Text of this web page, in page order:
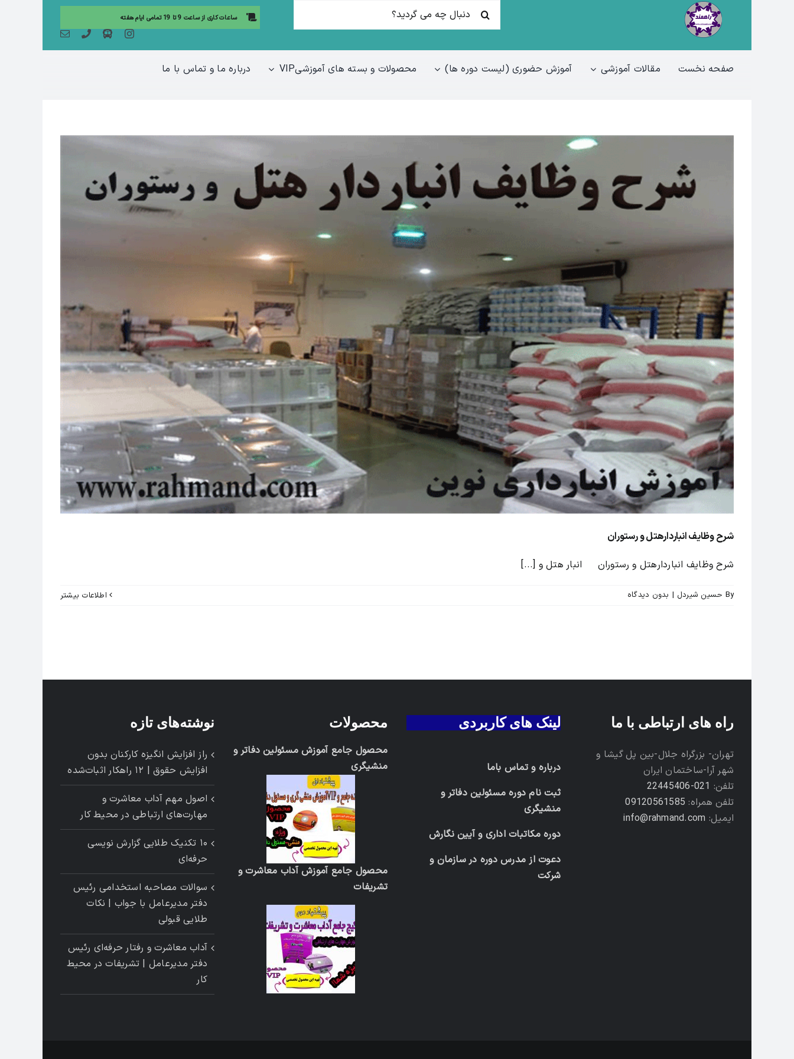
جستجو
برای:
ساعات کاری از ساعت 9 تا 19 تمامی ایام هفته
صفحه نخست مقالات آموزشی آموزش حضوری (لیست دوره ها) محصولات و بسته های آموزشیVIP درباره ما و تماس با ما
شرح وظایف انباردارهتل و رستوران
شرح وظایف انباردارهتل و رستوران انبار هتل و [...]
By حسین شیردل | بدون ديدگاه اطلاعات بیشتر
راه های ارتباطی با ما
تهران- بزرگراه جلال-بین پل گیشا و
شهر آرا-ساختمان ایران
تلفن: 021-22445406
تلفن همراه: 09120561585
ایمیل: info@rahmand.com
لینک های کاربردی
درباره و تماس باما
ثبت نام دوره مسئولین دفاتر و
منشیگری
دوره مکاتبات اداری و آیین نگارش
دعوت از مدرس دوره در سازمان و
شرکت
محصولات
محصول جامع آموزش مسئولین دفاتر و
منشیگری
محصول جامع آموزش آداب معاشرت و
تشریفات
نوشته‌های تازه
راز افزایش انگیزه کارکنان بدون
افزایش حقوق | ۱۲ راهکار اثبات‌شده
اصول مهم آداب معاشرت و
مهارت‌های ارتباطی در محیط کار
۱۰ تکنیک طلایی گزارش ‌نویسی
حرفه‌ای
سوالات مصاحبه استخدامی رئیس
دفتر مدیرعامل با جواب | نکات
طلایی قبولی
آداب معاشرت و رفتار حرفه‌ای رئیس
دفتر مدیرعامل | تشریفات در محیط
کار